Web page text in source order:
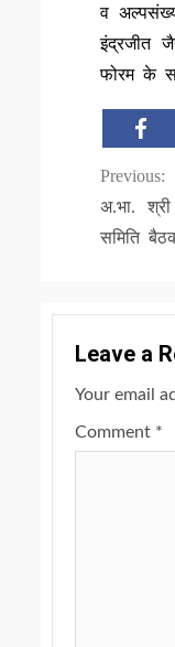
व
इंद्रजीत
फोरम के
Previous:
अ.भा.
समिति
Leave a
Your email
Comment *